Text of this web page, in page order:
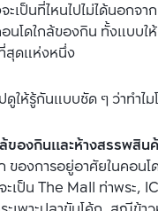
ะเป็นที่ไหนไปไม่ได้นอก
โดใกล้ของกิน ทั้งแบบใ
สุดแห่งหนึ่ง
ดูให้รู้กันแบบชัด ๆ ว่าทำไ
ของกินและห้างสรรพสิน
องการอยู่อาศัยในคอนโ
ะเป็น The Mall ท่าพระ,